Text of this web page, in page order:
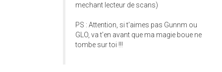
mechant lecteur de scans)
PS : Attention, si t'aimes pas Gunnm ou
GLO, va t'en avant que ma magie boue ne
tombe sur toi !!!